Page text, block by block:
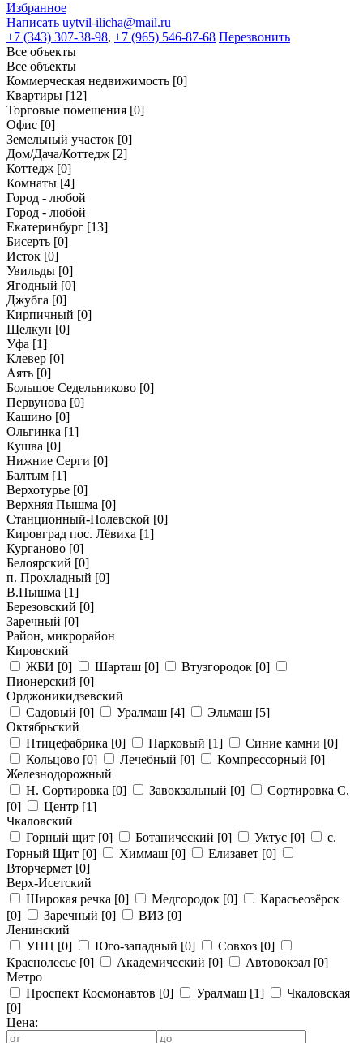
Избранное
Написать uytvil-ilicha@mail.ru
+7 (343) 307-38-98, +7 (965) 546-87-68 Перезвонить
Все объекты
Все объекты
Коммерческая недвижимость [0]
Квартиры [12]
Торговые помещения [0]
Офис [0]
Земельный участок [0]
Дом/Дача/Коттедж [2]
Коттедж [0]
Комнаты [4]
Город - любой
Город - любой
Екатеринбург [13]
Бисерть [0]
Исток [0]
Увильды [0]
Ягодный [0]
Джубга [0]
Кирпичный [0]
Щелкун [0]
Уфа [1]
Клевер [0]
Аять [0]
Большое Седельниково [0]
Первунова [0]
Кашино [0]
Ольгинка [1]
Кушва [0]
Нижние Серги [0]
Балтым [1]
Верхотурье [0]
Верхняя Пышма [0]
Станционный-Полевской [0]
Кировград пос. Лёвиха [1]
Курганово [0]
Белоярский [0]
п. Прохладный [0]
В.Пышма [1]
Березовский [0]
Заречный [0]
Район, микрорайон
Кировский
ЖБИ [0] Шарташ [0] Втузгородок [0]
Пионерский [0]
Орджоникидзевский
Садовый [0] Уралмаш [4] Эльмаш [5]
Октябрьский
Птицефабрика [0] Парковый [1] Синие камни [0]
Кольцово [0] Лечебный [0] Компрессорный [0]
Железнодорожный
Н. Сортировка [0] Завокзальный [0]
Сортировка С.
[0]
Центр [1]
Чкаловский
Горный щит [0] Ботанический [0] Уктус [0]
с.
Горный Щит [0] Химмаш [0] Елизавет [0]
Вторчермет [0]
Верх-Исетский
Широкая речка [0] Медгородок [0]
Карасьеозёрск
[0]
Заречный [0] ВИЗ [0]
Ленинский
УНЦ [0] Юго-западный [0] Совхоз [0]
Краснолесье [0] Академический [0] Автовокзал [0]
Метро
Проспект Космонавтов [0] Уралмаш [1]
Чкаловская
[0]
Цена: